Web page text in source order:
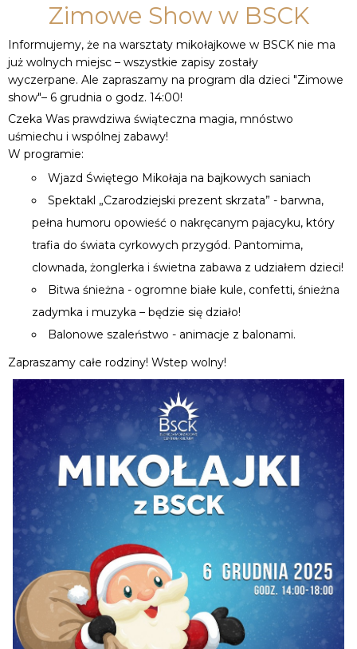
Zimowe Show w BSCK
Informujemy, że na warsztaty mikołajkowe w BSCK nie ma
już wolnych miejsc – wszystkie zapisy zostały
wyczerpane. Ale zapraszamy na program dla dzieci "Zimowe
show"– 6 grudnia o godz. 14:00!
Czeka Was prawdziwa świąteczna magia, mnóstwo
uśmiechu i wspólnej zabawy!
W programie:
Wjazd Świętego Mikołaja na bajkowych saniach
Spektakl „Czarodziejski prezent skrzata” - barwna,
pełna humoru opowieść o nakręcanym pajacyku, który
trafia do świata cyrkowych przygód. Pantomima,
clownada, żonglerka i świetna zabawa z udziałem dzieci!
Bitwa śnieżna - ogromne białe kule, confetti, śnieżna
zadymka i muzyka – będzie się działo!
Balonowe szaleństwo - animacje z balonami.
Zapraszamy całe rodziny! Wstep wolny!